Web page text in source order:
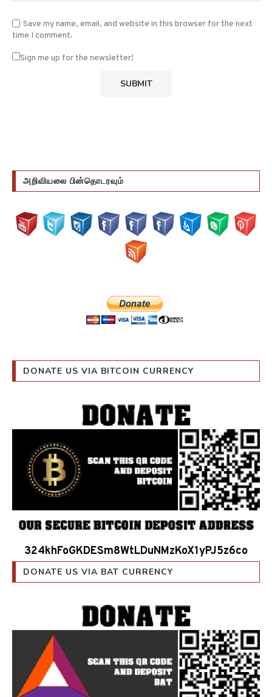
Save my name, email, and website in this browser for the next
time I comment.
Sign me up for the newsletter!
அறிவியலை பின்தொடரவும்
DONATE US VIA BITCOIN CURRENCY
324khFoGKDESm8WtLDuNMzKoX1yPJ5z6co
DONATE US VIA BAT CURRENCY